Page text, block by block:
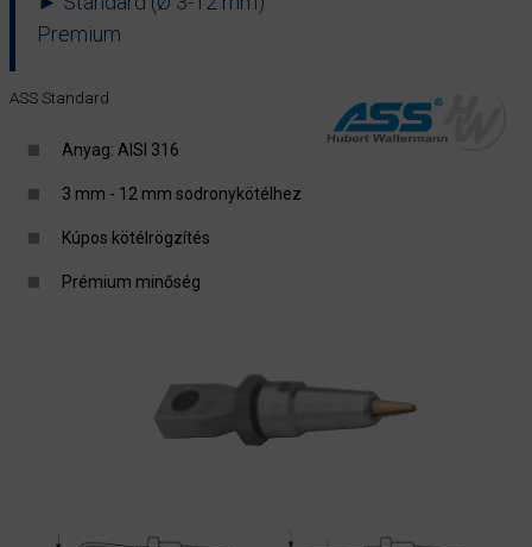
Premium
ASS Standard
Anyag: AISI 316
3 mm - 12 mm sodronykötélhez
Kúpos kötélrögzítés
Prémium minőség